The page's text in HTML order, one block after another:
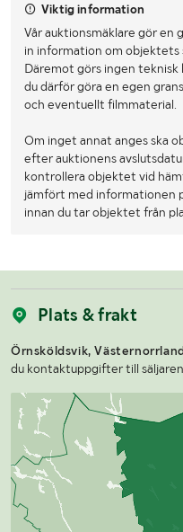
Viktig information
Vår auktionsmäklare gör en
in information om objektets
Däremot görs ingen
du därför göra en egen
och eventuellt filmmaterial.
Om inget annat anges ska
efter auktionens
kontrollera objektet vid
jämfört med informationen
innan du tar objektet från
Plats & frakt
Örnsköldsvik,
du kontaktuppgifter till